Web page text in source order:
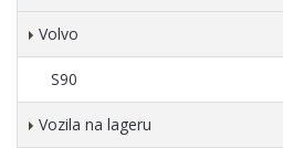
Volvo
S90
Vozila na lageru